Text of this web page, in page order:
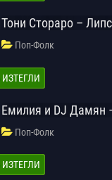
Тони Стораро –
Поп-Фолк
ИЗТЕГЛИ
Емилия и DJ Дамян
Поп-Фолк
ИЗТЕГЛИ